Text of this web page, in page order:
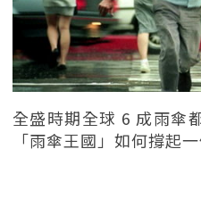
全盛時期全球 6 成雨傘
「雨傘王國」如何撐起